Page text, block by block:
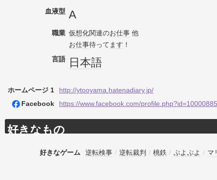
血液型 A
職業 仮想化関連のお仕事 他
お仕事待って ます ！
言語
日本語
ホームページ 1
http://ytooyama.hatenadiary.jp/
Facebook
https://www.facebook.com/
好きなもの
好きなゲーム 逆転検事 / 逆転裁判 / 桃鉄 / ぷよぷよ / マ